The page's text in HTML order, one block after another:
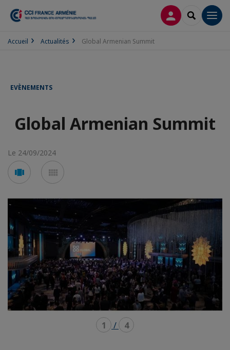
CONNEXION
Accueil Actualités Global Armenian Summit
EVÈNEMENTS
Global Armenian Summit
Le 24/09/2024
Voir
en
carousel
en
mosaïque
1 / 4